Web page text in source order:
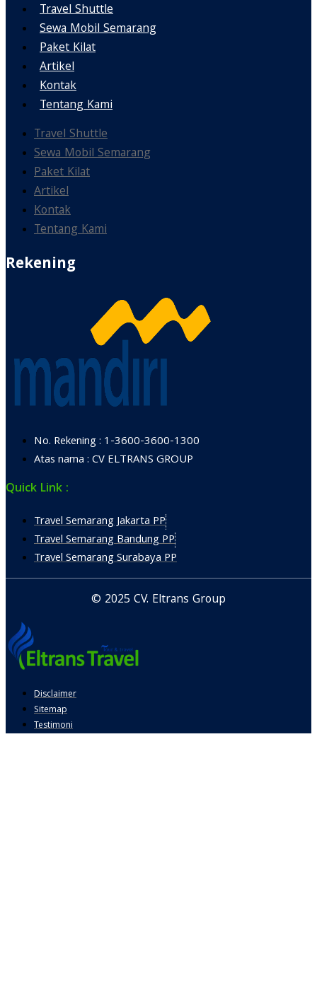
Travel Shuttle
Sewa Mobil Semarang
Paket Kilat
Artikel
Kontak
Tentang Kami
Travel Shuttle
Sewa Mobil Semarang
Paket Kilat
Artikel
Kontak
Tentang Kami
Rekening
No. Rekening : 1-3600-3600-1300
Atas nama : CV ELTRANS GROUP
Quick Link :
Travel Semarang Jakarta PP
Travel Semarang Bandung PP
Travel Semarang Surabaya PP
© 2025 CV. Eltrans Group
Disclaimer
Sitemap
Testimoni